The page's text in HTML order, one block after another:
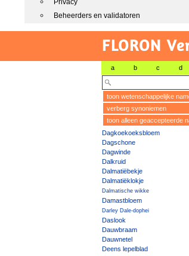
Privacy
Beheerders en validatoren
FLORON
a b c d
toon wetenschappelijke
verberg synoniemen
toon alleen geaccepteerde
Dagkoekoeksbloem
Dagschone
Dagwinde
Dalkruid
Dalmatiëbekje
Dalmatiëklokje
Dalmatische wikke
Damastbloem
Darley Dale-dophei
Daslook
Dauwbraam
Dauwnetel
Deens lepelblad